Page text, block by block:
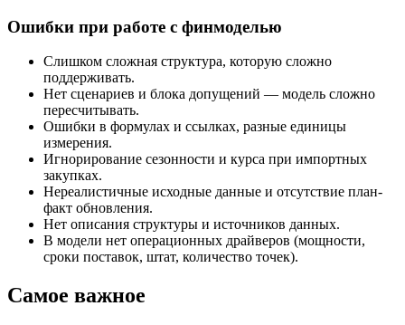
Ошибки при работе с финмоделью
Слишком сложная структура, которую сложно
поддерживать.
Нет сценариев и блока допущений — модель сложно
пересчитывать.
Ошибки в формулах и ссылках, разные единицы
измерения.
Игнорирование сезонности и курса при импортных
закупках.
Нереалистичные исходные данные и отсутствие план-
факт обновления.
Нет описания структуры и источников данных.
В модели нет операционных драйверов (мощности,
сроки поставок, штат, количество точек).
Самое важное